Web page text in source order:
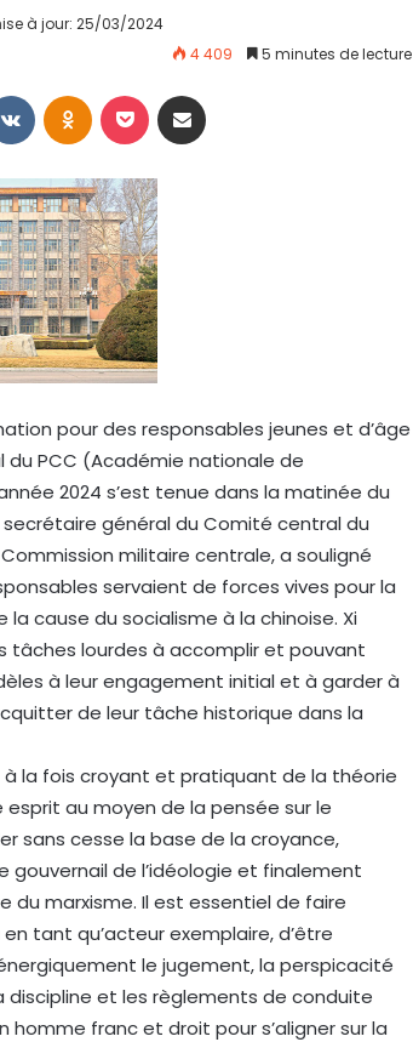
à jour: 25/03/2024
4 409
5 minutes de lecture
pour des responsables jeunes et d’âge
du PCC (Académie nationale de
2024 s’est tenue dans la matinée du
secrétaire général du Comité central du
militaire centrale, a souligné
servaient de forces vives pour la
cause du socialisme à la chinoise. Xi
tâches lourdes à accomplir et pouvant
à leur engagement initial et à garder à
de leur tâche historique dans la
à la fois croyant et pratiquant de la théorie
au moyen de la pensée sur le
sans cesse la base de la croyance,
gouvernail de l’idéologie et finalement
marxisme. Il est essentiel de faire
tant qu’acteur exemplaire, d’être
le jugement, la perspicacité
et les règlements de conduite
franc et droit pour s’aligner sur la